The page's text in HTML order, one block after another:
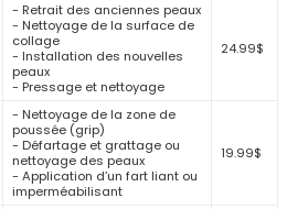
- Retrait des anciennes peaux
- Nettoyage de la surface de
collage
- Installation des nouvelles
peaux
- Pressage et nettoyage
24.99$
- Nettoyage de la zone de
poussée (grip)
- Défartage et grattage ou
nettoyage des peaux
- Application d’un fart liant ou
imperméabilisant
19.99$